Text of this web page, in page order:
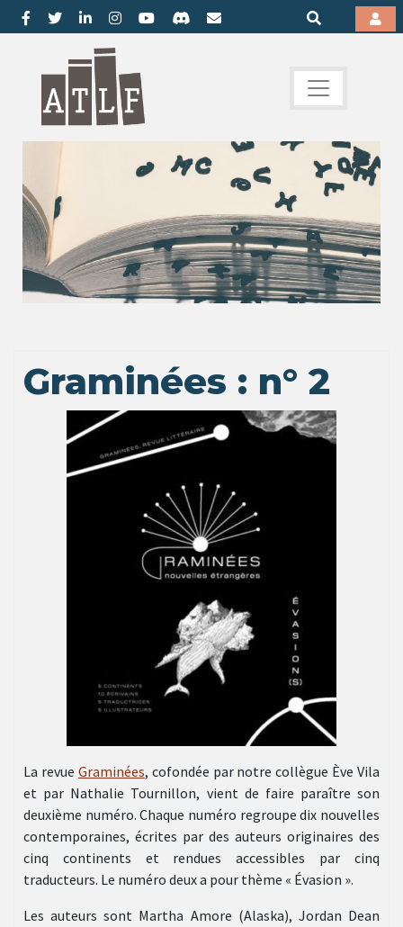
Graminées : n° 2
La revue Graminées, cofondée par notre collègue Ève Vila
et par Nathalie Tournillon, vient de faire paraître son
deuxième numéro. Chaque numéro regroupe dix nouvelles
contemporaines, écrites par des auteurs originaires des
cinq continents et rendues accessibles par cinq
traducteurs. Le numéro deux a pour thème « Évasion ».
Les auteurs sont Martha Amore (Alaska), Jordan Dean